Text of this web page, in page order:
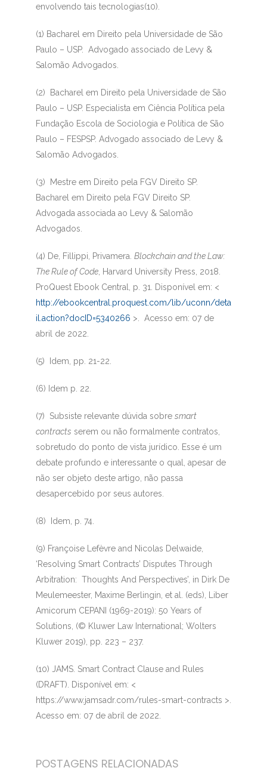
envolvendo tais tecnologias(10).
(1) Bacharel em Direito pela Universidade de São
Paulo – USP. Advogado associado de Levy &
Salomão Advogados.
(2)
Bacharel em Direito pela Universidade de São
Paulo – USP. Especialista em Ciência Política pela
Fundação Escola de Sociologia e Política de São
Paulo – FESPSP. Advogado associado de Levy &
Salomão Advogados.
(3)
Mestre em Direito pela FGV Direito SP.
Bacharel em Direito pela FGV Direito SP.
Advogada associada ao Levy & Salomão
Advogados.
(4) De, Fillippi, Privamera. Blockchain and the Law:
The Rule of Code, Harvard University Press, 2018.
ProQuest Ebook Central, p. 31. Disponível em: <
http://ebookcentral.proquest.com/lib/uconn/deta
il.action?docID=5340266 >. Acesso em: 07 de
abril de 2022.
(5) Idem, pp. 21-22.
(6) Idem p. 22.
(7) Subsiste relevante dúvida sobre smart
contracts serem ou não formalmente contratos,
sobretudo do ponto de vista jurídico. Esse é um
debate profundo e interessante o qual, apesar de
não ser objeto deste artigo, não passa
desapercebido por seus autores.
(8) Idem, p. 74.
(9) Françoise Lefèvre and Nicolas Delwaide,
‘Resolving Smart Contracts’ Disputes Through
Arbitration: Thoughts And Perspectives’, in Dirk De
Meulemeester, Maxime Berlingin, et al. (eds), Liber
Amicorum CEPANI (1969-2019): 50 Years of
Solutions, (© Kluwer Law International; Wolters
Kluwer 2019), pp. 223 – 237.
(10) JAMS. Smart Contract Clause and Rules
(DRAFT). Disponível em: <
https://www.jamsadr.com/rules-smart-contracts >.
Acesso em: 07 de abril de 2022.
POSTAGENS RELACIONADAS